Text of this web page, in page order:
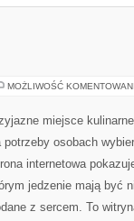
MOŻLIWOŚĆ
miejsce
potrzeby osobach
internetowa
jedzenie mają być
z sercem. To